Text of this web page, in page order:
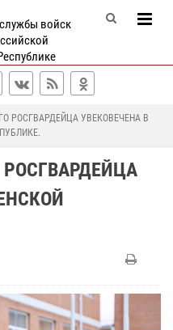
войск
РОСГВАРДЕЙЦА УВЕКОВЕЧЕНА В